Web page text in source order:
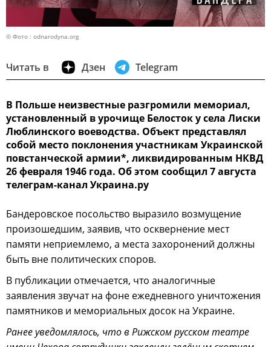
© Фото : odnarodyna.org
Читать в Дзен Telegram
В Польше неизвестные разгромили мемориал,
установленный в урочище Белосток у села Лиски
Люблинского воеводства. Объект представлял
собой место поклонения участникам Украинской
повстанческой армии*, ликвидированным НКВД
26 февраля 1946 года. Об этом сообщил 7 августа
телеграм-канал Украина.ру
Бандеровское посольство выразило возмущение
произошедшим, заявив, что осквернение мест
памяти неприемлемо, а места захоронений должны
быть вне политических споров.
В публикации отмечается, что аналогичные
заявления звучат на фоне ежедневного уничтожения
памятников и мемориальных досок на Украине.
Ранее уведомлялось, что в Рижском русском театре